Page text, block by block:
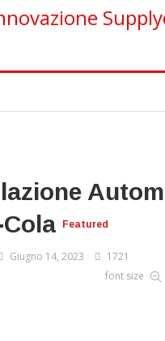
Featured
Giugno 14, 2023
1721
font size